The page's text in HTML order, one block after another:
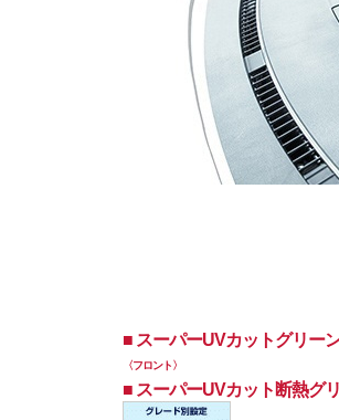
■ スーパーUVカットグリー
〈フロント〉
■ スーパーUVカット断熱グ